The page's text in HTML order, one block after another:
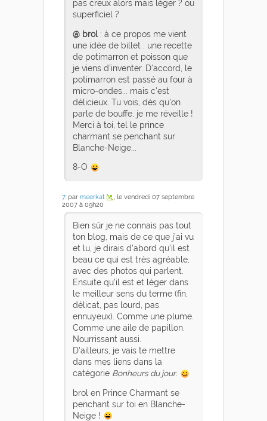
pas creux alors mais léger ? ou
superficiel ?
@ brol: à ce propos me vient
une idée de billet : une recette
de potimarron et poisson que
je viens d'inventer. D'accord, le
potimarron est passé au four à
micro-ondes... mais c'est
délicieux. Tu vois, dès qu'on
parle de bouffe, je me réveille !
Merci à toi, tel le prince
charmant se penchant sur
Blanche-Neige...
8-O
7. par meerkat
, le vendredi 07 septembre
2007 à 09h20
Bien sûr je ne connais pas tout
ton blog, mais de ce que j'ai vu
et lu, je dirais d'abord qu'il est
beau ce qui est très agréable,
avec des photos qui parlent.
Ensuite qu'il est et léger dans
le meilleur sens du terme (fin,
délicat, pas lourd, pas
ennuyeux). Comme une plume.
Comme une aile de papillon.
Nourrissant aussi.
D'ailleurs, je vais te mettre
dans mes liens dans la
catégorie Bonheurs du jour.
brol en Prince Charmant se
penchant sur toi en Blanche-
Neige !